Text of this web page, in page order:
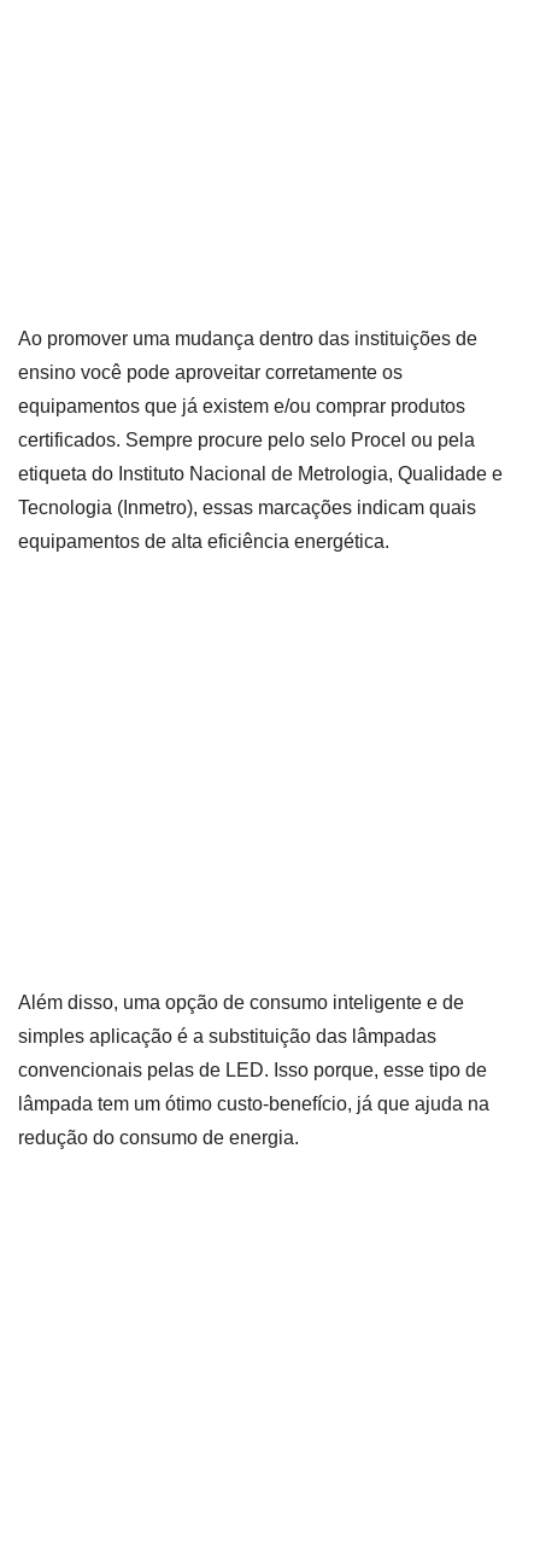
Ao promover uma mudança dentro das instituições de
ensino você pode aproveitar corretamente os
equipamentos que já existem e/ou comprar produtos
certificados. Sempre procure pelo selo Procel ou pela
etiqueta do Instituto Nacional de Metrologia, Qualidade e
Tecnologia (Inmetro), essas marcações indicam quais
equipamentos de alta eficiência energética.
Além disso, uma opção de consumo inteligente e de
simples aplicação é a substituição das lâmpadas
convencionais pelas de LED. Isso porque, esse tipo de
lâmpada tem um ótimo custo-benefício, já que ajuda na
redução do consumo de energia.